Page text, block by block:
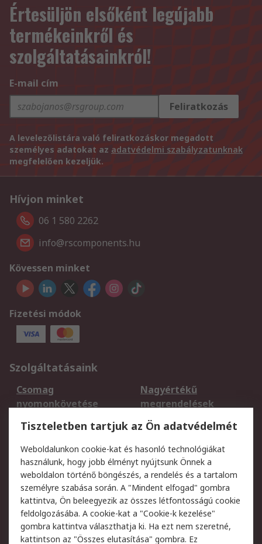
Értesüljön elsőként legújabb
termékeinkről és
szolgáltatásainkról!
E-mail cím
Feliratkozás
A levelezőlistára való feliratkozáskor megadott
személyes adatokat az adatvédelmi szabályzatunknak
megfelelően kezeljük.
Hívjon minket
06 1 580 2262
info@rscomponents.hu
Kövessen minket
Fizetési módok
Szolgáltatásaink
Csomag
nyomonkövetése
Nagyértékű
megrendelések
Regisztráció
Szállítás
Termékvisszaküldés
Szolgáltatások
Jogi
Adatvédelmi
szabályzat
Az RS értékesítési
feltételei
Cookie szabályzat
Email biztonság
Tiszteletben tartjuk az Ön adatvédelmét
Weboldalunkon cookie-kat és hasonló technológiákat
használunk, hogy jobb élményt nyújtsunk Önnek a
weboldalon történő böngészés, a rendelés és a tartalom
személyre szabása során. A "Mindent elfogad" gombra
kattintva, Ön beleegyezik az összes létfontosságú cookie
feldolgozásába. A cookie-kat a "Cookie-k kezelése"
gombra kattintva választhatja ki. Ha ezt nem szeretné,
kattintson az "Összes elutasítása" gombra. Ez